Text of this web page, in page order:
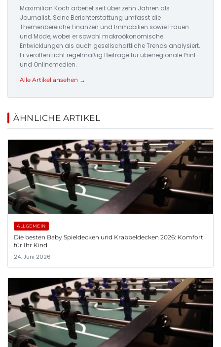
Maximilian Koch arbeitet seit über zehn Jahren als
Journalist. Seine Berichterstattung umfasst die
Themenbereiche Finanzen und Immobilien sowie Frauen
und Mode, wobei er sowohl makroökonomische
Entwicklungen als auch gesellschaftliche Trends analysiert.
Er veröffentlicht regelmäßig Beiträge für überregionale Print-
und Onlinemedien.
Alle Artikel ansehen →
ÄHNLICHE ARTIKEL
ALLGEMEIN
Die besten Baby Spieldecken und Krabbeldecken 2026: Komfort
für Ihr Kind
24. Juni 2026